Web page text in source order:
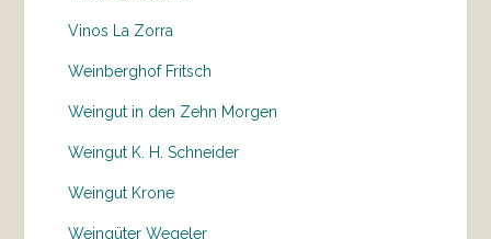
Vinos La Zorra
Weinberghof Fritsch
Weingut in den Zehn Morgen
Weingut K. H. Schneider
Weingut Krone
Weingüter Wegeler